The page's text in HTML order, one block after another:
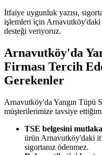
İtfaiye uygunluk yazısı,
işlemleri için Arnavutköy'daki
desteği veriyoruz.
Arnavutköy'da
Firması Tercih
Gerekenler
Arnavutköy'da Yangın Tüpü
müşterilerimize tavsiye
TSE belgesini
ürün Arnavutköy'daki
sigortanız ödenmez.